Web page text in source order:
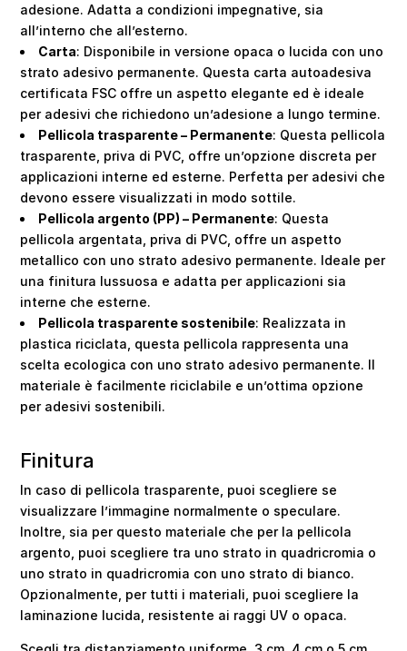
adesione. Adatta a condizioni impegnative, sia
all’interno che all’esterno.
Carta: Disponibile in versione opaca o lucida con uno
strato adesivo permanente. Questa carta autoadesiva
certificata FSC offre un aspetto elegante ed è ideale
per adesivi che richiedono un’adesione a lungo termine.
Pellicola trasparente – Permanente: Questa pellicola
trasparente, priva di PVC, offre un’opzione discreta per
applicazioni interne ed esterne. Perfetta per adesivi che
devono essere visualizzati in modo sottile.
Pellicola argento (PP) – Permanente: Questa
pellicola argentata, priva di PVC, offre un aspetto
metallico con uno strato adesivo permanente. Ideale per
una finitura lussuosa e adatta per applicazioni sia
interne che esterne.
Pellicola trasparente sostenibile: Realizzata in
plastica riciclata, questa pellicola rappresenta una
scelta ecologica con uno strato adesivo permanente. Il
materiale è facilmente riciclabile e un’ottima opzione
per adesivi sostenibili.
Finitura
In caso di pellicola trasparente, puoi scegliere se
visualizzare l’immagine normalmente o speculare.
Inoltre, sia per questo materiale che per la pellicola
argento, puoi scegliere tra uno strato in quadricromia o
uno strato in quadricromia con uno strato di bianco.
Opzionalmente, per tutti i materiali, puoi scegliere la
laminazione lucida, resistente ai raggi UV o opaca.